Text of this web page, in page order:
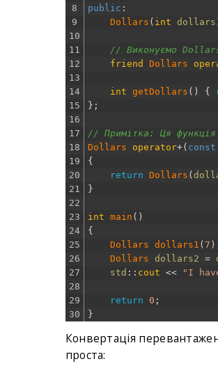
8
9
10
11
12
13
14
15
16
17
18
19
20
21
22
23
24
25
26
27
28
29
30
public :
Dollars ( int dollars
// Виконуємо
friend
Dollars
int getDollars ( ) {
} ;
// Примітка: Ця
Dollars operator+( const
{
return Dollars (
}
int main ( )
{
Dollars dollars1 ( 7 )
Dollars dollars2 =
std :: cout << "I
return 0 ;
}
Конвертація
проста: